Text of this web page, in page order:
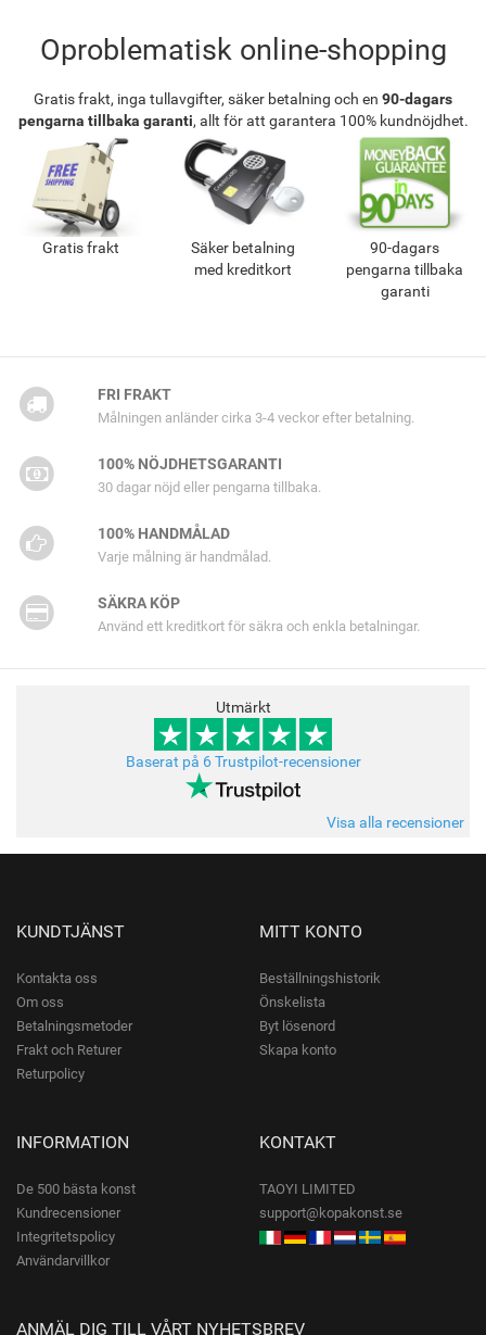
Oproblematisk online-shopping
Gratis frakt, inga tullavgifter, säker betalning och en 90-dagars
pengarna tillbaka garanti, allt för att garantera 100% kundnöjdhet.
Gratis frakt
Säker betalning
med kreditkort
90-dagars
pengarna tillbaka
garanti
FRI FRAKT
Målningen anländer cirka 3-4 veckor efter betalning.
100% NÖJDHETSGARANTI
30 dagar nöjd eller pengarna tillbaka.
100% HANDMÅLAD
Varje målning är handmålad.
SÄKRA KÖP
Använd ett kreditkort för säkra och enkla betalningar.
Utmärkt
Baserat på 6 Trustpilot-recensioner
Visa alla recensioner
KUNDTJÄNST
Kontakta oss
Om oss
Betalningsmetoder
Frakt och Returer
Returpolicy
MITT KONTO
Beställningshistorik
Önskelista
Byt lösenord
Skapa konto
INFORMATION
De 500 bästa konst
Kundrecensioner
Integritetspolicy
Användarvillkor
KONTAKT
TAOYI LIMITED
support@kopakonst.se
ANMÄL DIG TILL VÅRT NYHETSBREV